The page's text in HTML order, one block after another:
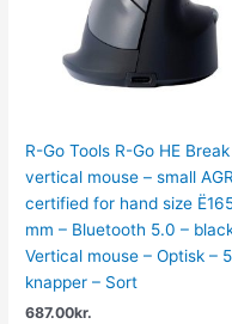
R-Go Tools R-Go HE
vertical mouse – small AGR
certified for hand size
mm – Bluetooth 5.0 –
Vertical mouse – Optisk – 5
knapper – Sort
687.00kr.